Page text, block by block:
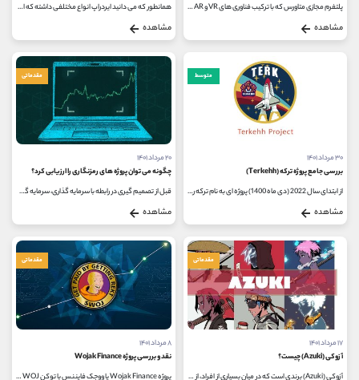
پلتفرم مجازی متاورس که با ترکیب فناوری های VR و AR فعالیت می کند، تاکنون توانسته توجه شرکت های بزرگ و معروفی از جمله والت دیزنی،...
مشاهده
همانطور که می دانید ایردراپ انواع مختلفی داشته که امروزه پلتفرم ها برای ارسال توکن خود از طریق ایردراپ به کاربران، اولاً به...
مشاهده
متوسط
۳۰ مرداد ۱۴۰۱
بررسی جامع پروژه ترکه (Terkehh)
از ابتدای سال 2022 (دی ماه 1400) پروژه ای به نام ترکه راه اندازی شده و از همان ابتدا توانسته با ایردراپ سنگین خود، کاربران زیادی...
مشاهده
مقدماتی
۲۰ مرداد ۱۴۰۱
چگونه می توان پروژه های رمزنگاری را ارزیابی کرد؟
قبل از تصمیم گیری در رابطه با سرمایه گذاری، سرمایه گذاران باید چندین فاکتور کلیدی و اصلی را مد نظر قرار دهند. داشتن یک چارچوب...
مشاهده
مقدماتی
۱۷ مرداد ۱۴۰۱
آزوکی (Azuki) چیست؟
آزوکی (Azuki) برندی است که در میان بسیاری از افراد، از کلکسیونرهای مشتاق NFT گرفته تا افراد معمولی، طنین انداز شده و سر و صدا به...
مقدماتی
۸ مرداد ۱۴۰۱
نقد و بررسی پروژه Wojak Finance
پروژه Wojak Finance یا ووجک فایننس با توکن WOJ یک پروژه خیریه است که ادعا می کند برای جبران ضررهای مالی تریدرها در بازار ارزهای دیجیتال...